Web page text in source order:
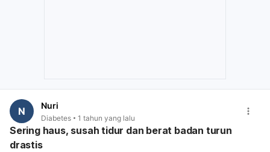
N Nuri
Diabetes 1 tahun yang lalu
Sering haus, susah tidur dan berat badan turun
drastis